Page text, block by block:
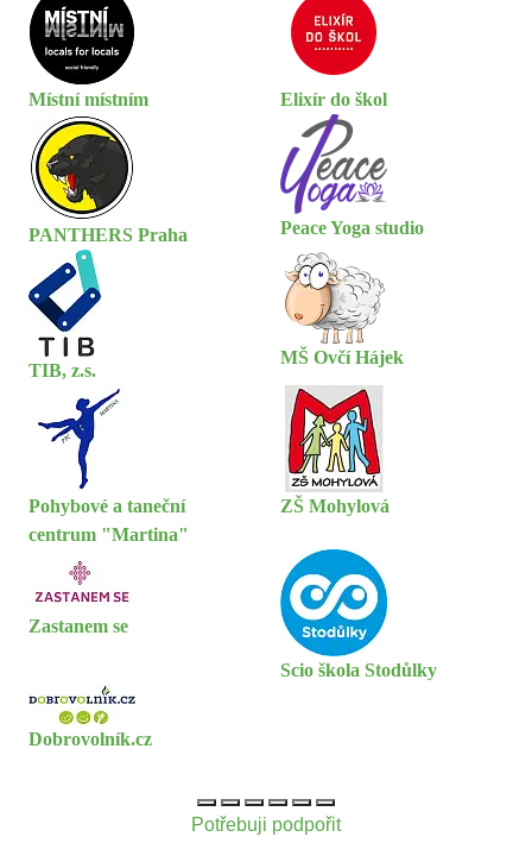
Místní místním Elixír do škol
PANTHERS Praha Peace Yoga studio
TIB, z.s.
MŠ Ovčí Hájek
Pohybové a taneční
centrum "Martina"
ZŠ Mohylová
Zastanem se
Scio škola Stodůlky
Dobrovolník.cz
Potřebuji podpořit